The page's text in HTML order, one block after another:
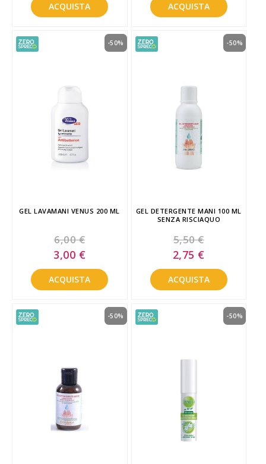
ACQUISTA ACQUISTA
GEL LAVAMANI VENUS 200 ML
6,00 €
-50%
Special
Price
3,00 €
ACQUISTA
GEL DETERGENTE MANI 100 ML
SENZA RISCIAQUO
5,50 €
-50%
Special
Price
2,75 €
ACQUISTA
-50% -50%